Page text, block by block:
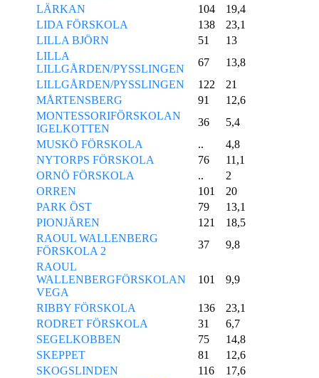
LÄRKAN
104
19,4
LIDA FÖRSKOLA
138
23,1
LILLA BJÖRN
51
13
LILLA
LILLGÅRDEN/PYSSLINGEN
67
13,8
LILLGÅRDEN/PYSSLINGEN
122
21
MÅRTENSBERG
91
12,6
MONTESSORIFÖRSKOLAN
IGELKOTTEN
36
5,4
MUSKÖ FÖRSKOLA
..
4,8
NYTORPS FÖRSKOLA
76
11,1
ORNÖ FÖRSKOLA
..
2
ORREN
101
20
PARK ÖST
79
13,1
PIONJÄREN
121
18,5
RAOUL WALLENBERG
FÖRSKOLA 2
37
9,8
RAOUL
WALLENBERGFÖRSKOLAN
VEGA
101 9,9
RIBBY FÖRSKOLA 136
23,1
RODRET FÖRSKOLA
31
6,7
SEGELKOBBEN
75
14,8
SKEPPET
81
12,6
SKOGSLINDEN
116
17,6